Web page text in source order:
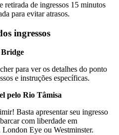
retirada de ingressos 15 minutos
para evitar atrasos.
ingressos
Bridge
para ver os detalhes do ponto
e instruções específicas.
pelo Rio Tâmisa
Basta apresentar seu ingresso
com liberdade em
Eye ou Westminster.